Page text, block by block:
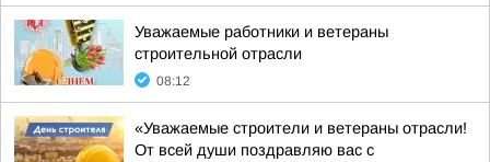
Уважаемые работники и ветераны
строительной отрасли
08:12
«Уважаемые строители и ветераны отрасли!
От всей души поздравляю вас с